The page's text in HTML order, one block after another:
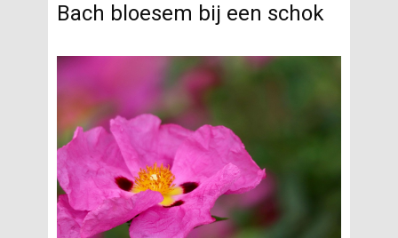
Bach bloesem bij een schok